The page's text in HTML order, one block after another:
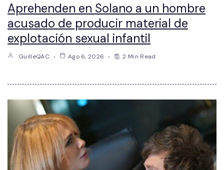
Aprehenden en Solano a un hombre
acusado de producir material de
explotación sexual infantil
GuilleQAC Ago 6, 2026 2 Min Read